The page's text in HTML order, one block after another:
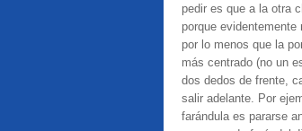
pedir es que a la otra
porque
por lo menos que la
más centrado (no un
dos dedos de frente,
salir adelante. Por
farándula es pararse